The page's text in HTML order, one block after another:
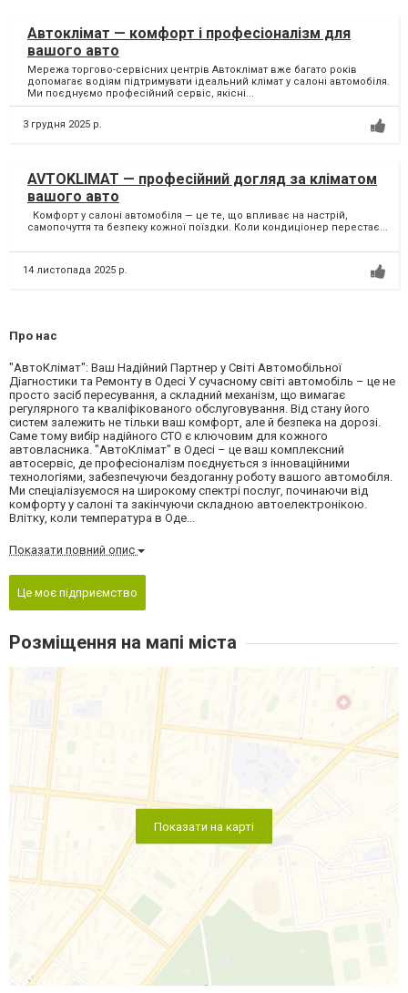
Автоклімат — комфорт і професіоналізм для
вашого авто
Мережа торгово-сервісних центрів Автоклімат вже багато років
допомагає водіям підтримувати ідеальний клімат у салоні автомобіля.
Ми поєднуємо професійний сервіс, якісні...
3 грудня 2025 р.
AVTOKLIMAT — професійний догляд за кліматом
вашого авто
Комфорт у салоні автомобіля — це те, що впливає на настрій,
самопочуття та безпеку кожної поїздки. Коли кондиціонер перестає...
14 листопада 2025 р.
Про нас
"АвтоКлімат": Ваш Надійний Партнер у Світі Автомобільної
Діагностики та Ремонту в Одесі У сучасному світі автомобіль – це не
просто засіб пересування, а складний механізм, що вимагає
регулярного та кваліфікованого обслуговування. Від стану його
систем залежить не тільки ваш комфорт, але й безпека на дорозі.
Саме тому вибір надійного СТО є ключовим для кожного
автовласника. "АвтоКлімат" в Одесі – це ваш комплексний
автосервіс, де професіоналізм поєднується з інноваційними
технологіями, забезпечуючи бездоганну роботу вашого автомобіля.
Ми спеціалізуємося на широкому спектрі послуг, починаючи від
комфорту у салоні та закінчуючи складною автоелектронікою.
Влітку, коли температура в Оде...
Показати повний опис
Це моє підприємство
Розміщення на мапі міста
Показати на карті